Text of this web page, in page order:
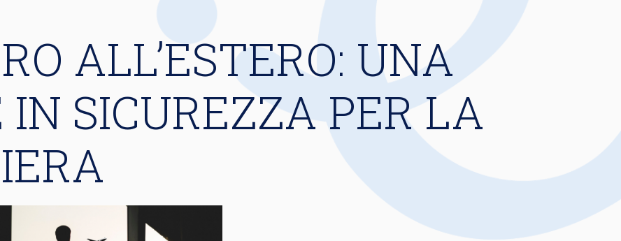
ALL’ESTERO: UNA
IN SICUREZZA PER LA